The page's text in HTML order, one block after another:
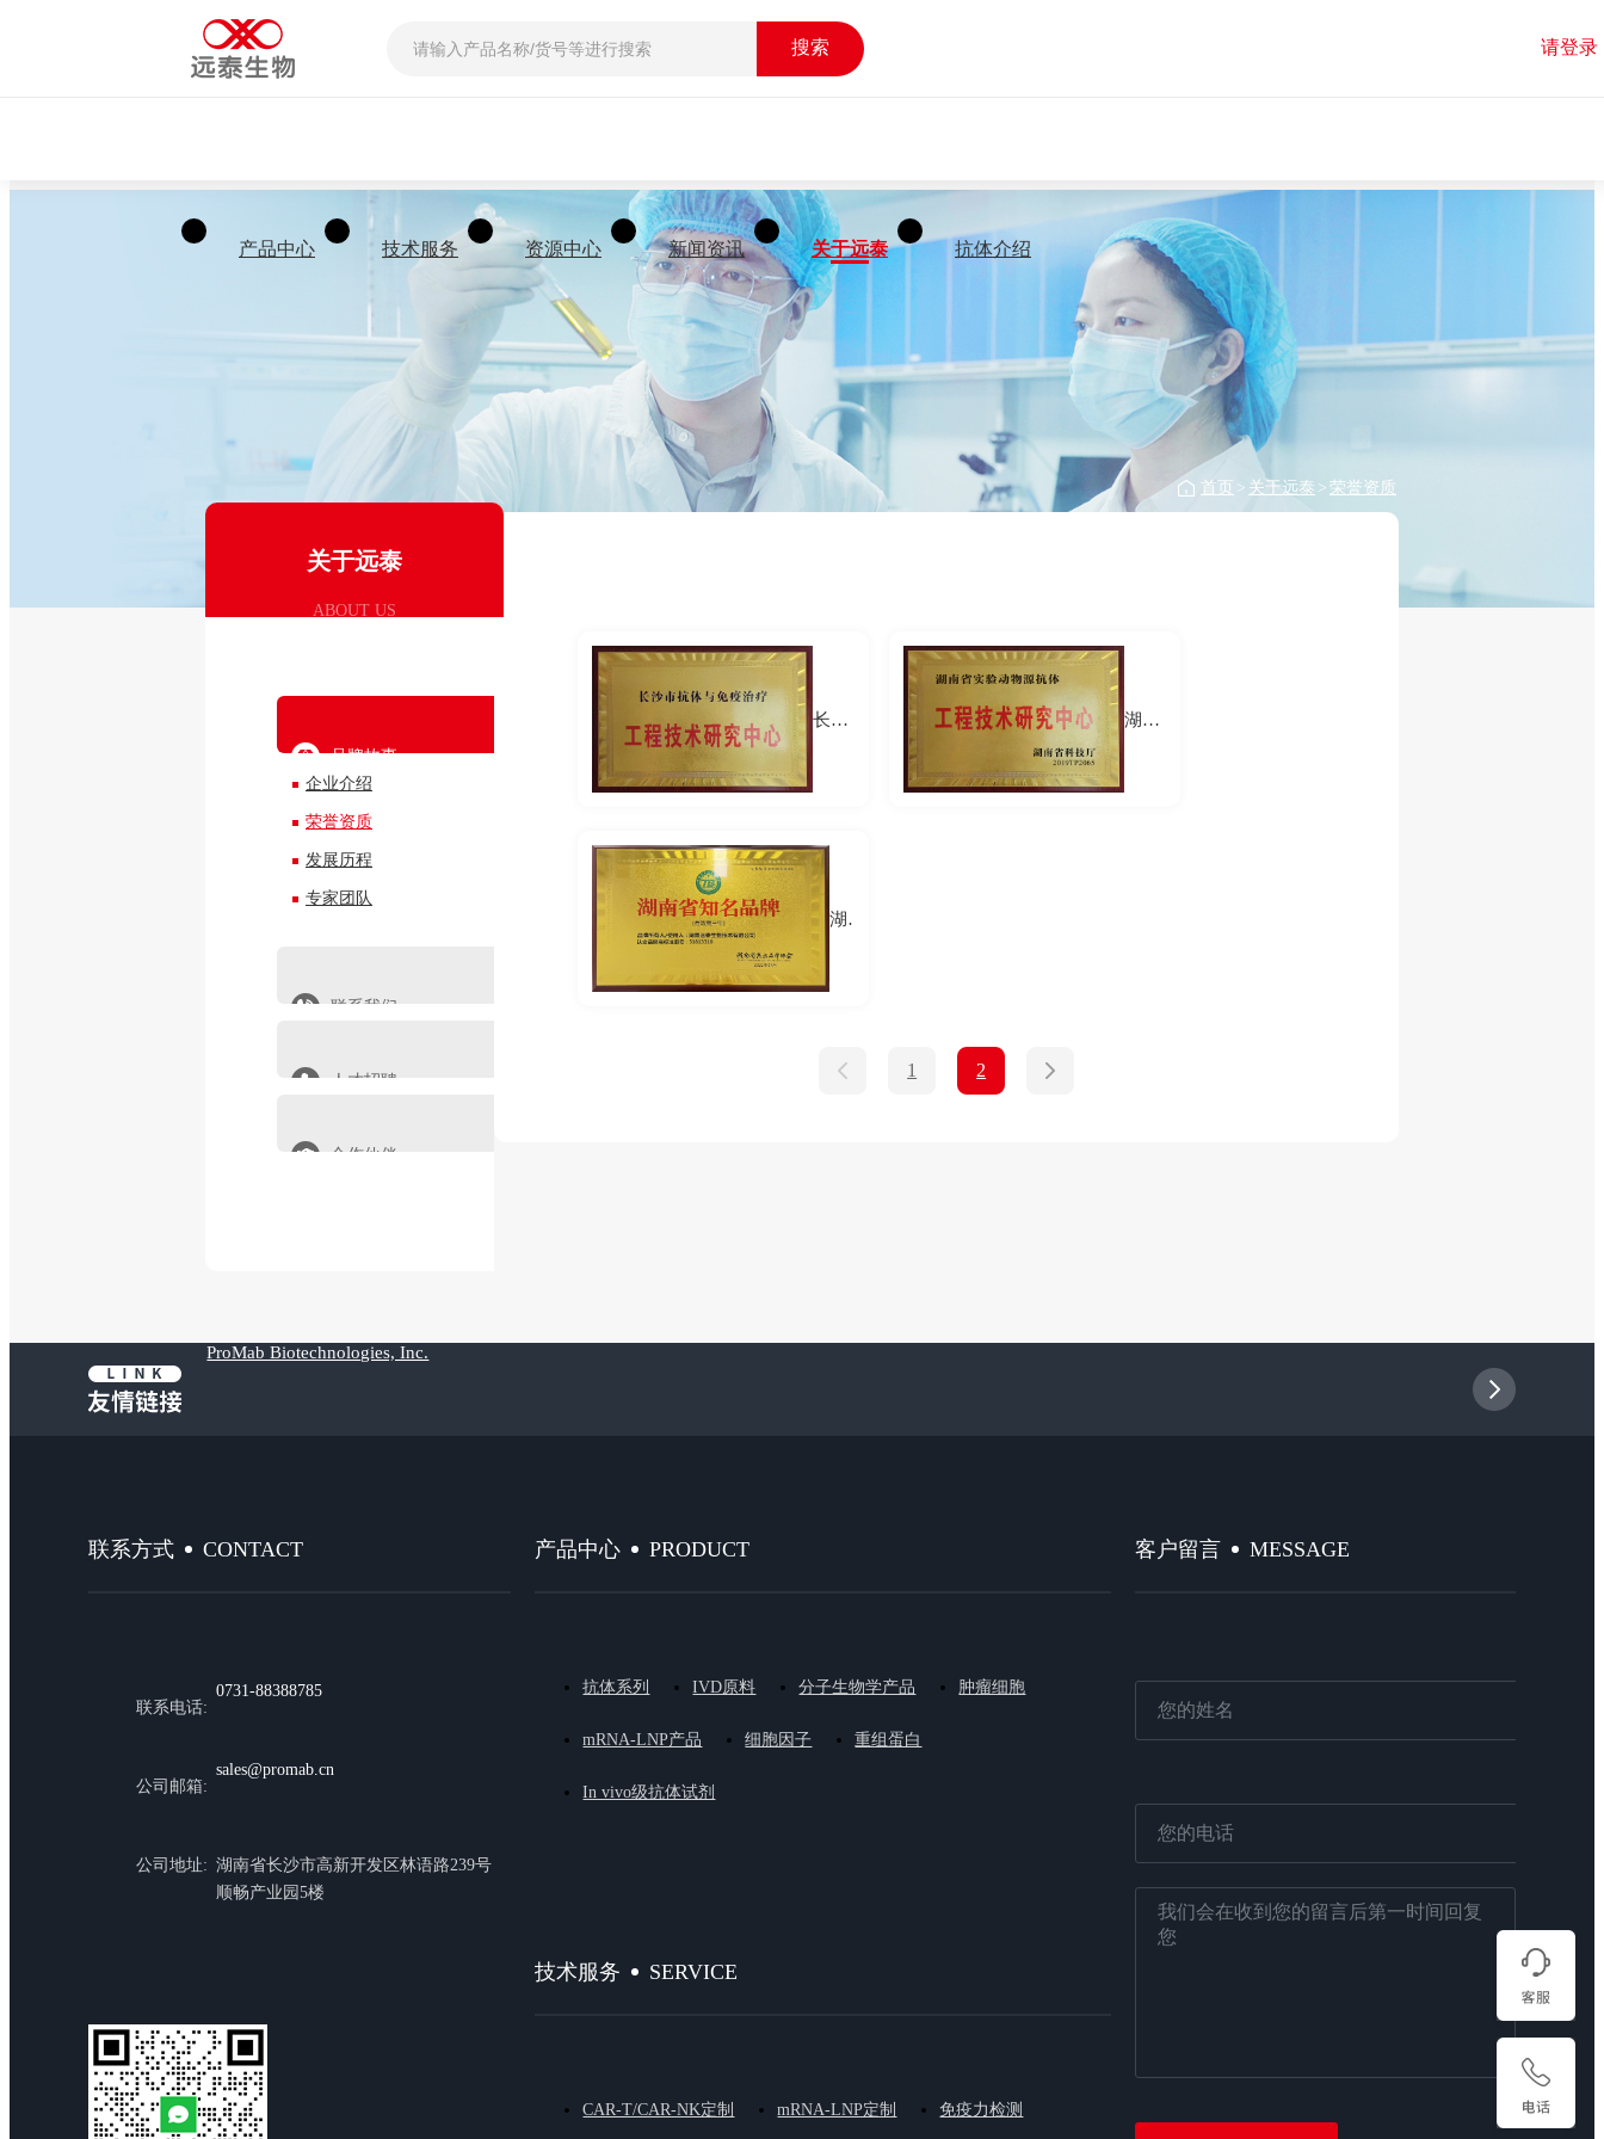
搜索 请登录
产品中心 技术服务 资源中心 新闻资讯 关于远泰 抗体介绍
关于远泰
ABOUT US
首页 > 关于远泰 > 荣誉资质
品牌故事
企业介绍
荣誉资质
发展历程
专家团队
联系我们
人才招聘
合作伙伴
长沙市抗体与免疫治疗工程技术研究中心 湖南省实验动物源抗体工程技术研究中心
湖南省知名品牌
1 2
ProMab Biotechnologies, Inc.
联系方式 CONTACT
联系电话:
0731-88388785
公司邮箱:
sales@promab.cn
公司地址: 湖南省长沙市高新开发区林语路239号
顺畅产业园5楼
产品中心 PRODUCT
抗体系列 IVD原料 分子生物学产品 肿瘤细胞
mRNA-LNP产品 细胞因子 重组蛋白
In vivo级抗体试剂
技术服务 SERVICE
CAR-T/CAR-NK定制 mRNA-LNP定制 免疫力检测
客户留言 MESSAGE